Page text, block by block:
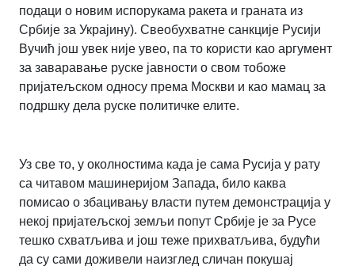
подаци о новим испорукама ракета и граната из
Србије за Украјину). Свеобухватне санкције Русији
Вучић још увек није увео, па то користи као аргумент
за заваравање руске јавности о свом тобоже
пријатељском односу према Москви и као мамац за
подршку дела руске политичке елите.
Уз све то, у околностима када је сама Русија у рату
са читавом машинеријом Запада, било каква
помисао о збацивању власти путем демонстрација у
некој пријатељској земљи попут Србије је за Русе
тешко схватљива и још теже прихватљива, будући
да су сами доживели наизглед сличан покушај